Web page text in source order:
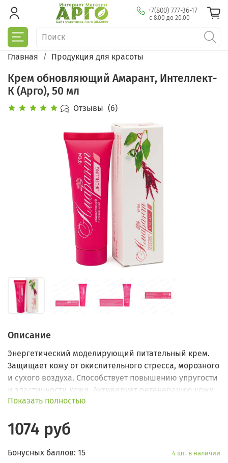
+7(800) 777-36-17
с 8:00 до 20:00
Главная Продукция для красоты
Крем обновляющий Амарант, Интеллект-
К (Арго), 50 мл
Отзывы (6)
Описание
Энергетический моделирующий питательный крем.
Защищает кожу от окислительного стресса, морозного
и сухого воздуха. Способствует повышению упругости
и эластичности кожи. Активирует регенерацию кожи.
Обеспечивает ее упругость и блеск.
Показать полностью
1074 руб
Бонусных баллов: 15 4 шт. в наличии